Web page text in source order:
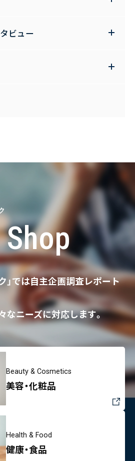
ビュー
」では自主企画調査レポート
なニーズに対応します。
Beauty & Cosmetics
美容・化粧品
Health & Food
健康・食品